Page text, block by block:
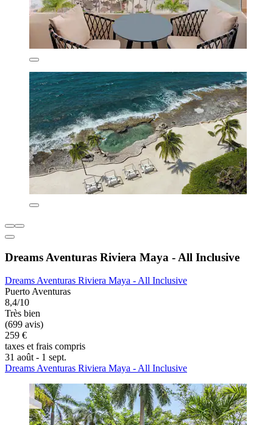
Dreams Aventuras Riviera Maya - All Inclusive
Dreams Aventuras Riviera Maya - All Inclusive
Puerto Aventuras
8,4/10
Très bien
(699 avis)
259 €
taxes et frais compris
31 août - 1 sept.
Dreams Aventuras Riviera Maya - All Inclusive